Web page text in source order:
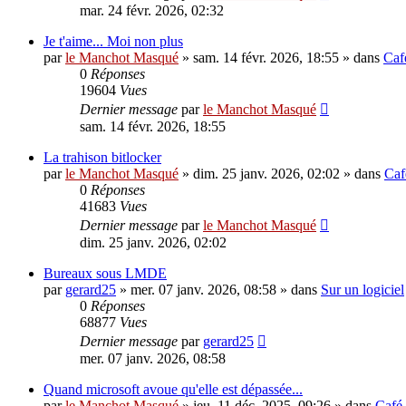
mar. 24 févr. 2026, 02:32
Je t'aime... Moi non plus
parle Manchot Masqué » sam. 14 févr. 2026, 18:55 » dans
0 Réponses
19604 Vues
Dernier message parle Manchot Masqué
sam. 14 févr. 2026, 18:55
La trahison bitlocker
parle Manchot Masqué » dim. 25 janv. 2026, 02:02 » dans
0 Réponses
41683 Vues
Dernier message parle Manchot Masqué
dim. 25 janv. 2026, 02:02
Bureaux sous LMDE
par gerard25 » mer. 07 janv. 2026, 08:58 » dans Sur un logiciel
0 Réponses
68877 Vues
Dernier message par gerard25
mer. 07 janv. 2026, 08:58
Quand microsoft avoue qu'elle est dépassée...